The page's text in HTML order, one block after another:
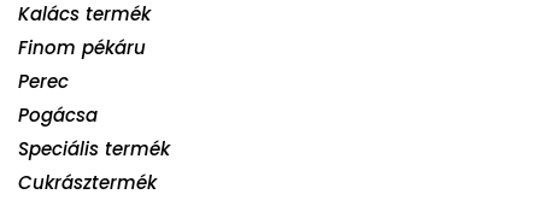
Kalács termék
Finom pékáru
Perec
Pogácsa
Speciális termék
Cukrásztermék